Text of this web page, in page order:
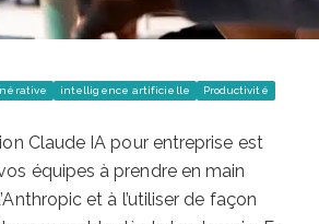
intelligence artificielle
Productivité
Claude IA pour entreprise est
équipes à prendre en main
et à l’utiliser de façon